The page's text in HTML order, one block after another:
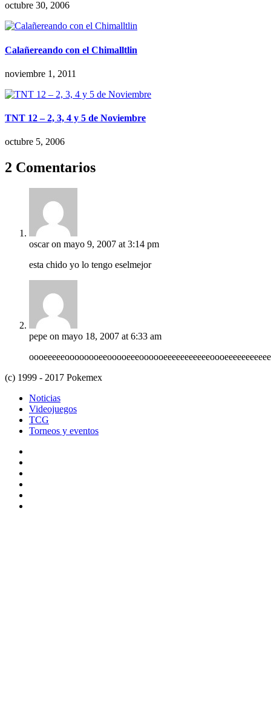
octubre 30, 2006
Calañereando con el Chimalltlin
noviembre 1, 2011
TNT 12 – 2, 3, 4 y 5 de Noviembre
octubre 5, 2006
2 Comentarios
oscar on mayo 9, 2007 at 3:14 pm
esta chido yo lo tengo eselmejor
pepe on mayo 18, 2007 at 6:33 am
(c) 1999 - 2017 Pokemex
Noticias
Videojuegos
TCG
Torneos y eventos